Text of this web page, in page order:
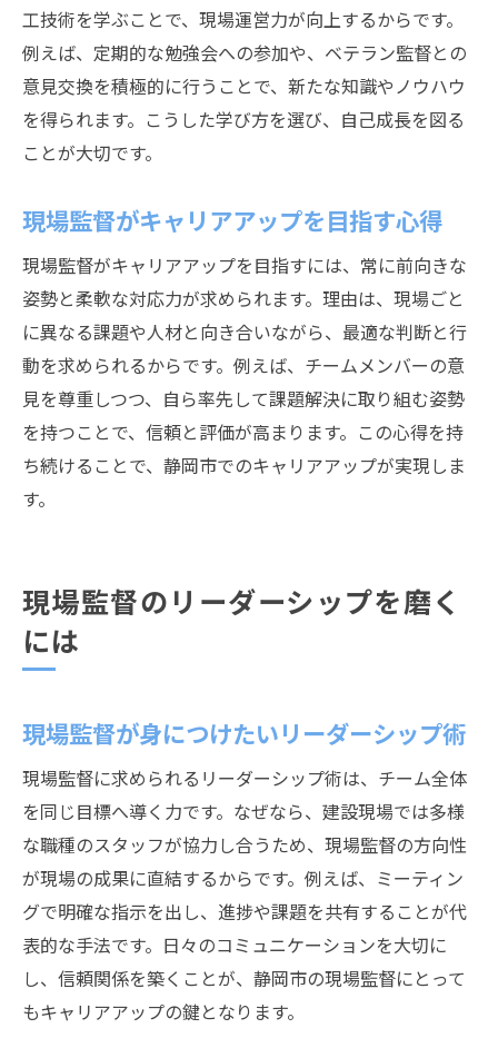
工技術を学ぶことで、現場運営力が向上するからです。
例えば、定期的な勉強会への参加や、ベテラン監督との
意見交換を積極的に行うことで、新たな知識やノウハウ
を得られます。こうした学び方を選び、自己成長を図る
ことが大切です。
現場監督がキャリアアップを目指す心得
現場監督がキャリアアップを目指すには、常に前向きな
姿勢と柔軟な対応力が求められます。理由は、現場ごと
に異なる課題や人材と向き合いながら、最適な判断と行
動を求められるからです。例えば、チームメンバーの意
見を尊重しつつ、自ら率先して課題解決に取り組む姿勢
を持つことで、信頼と評価が高まります。この心得を持
ち続けることで、静岡市でのキャリアアップが実現しま
す。
現場監督のリーダーシップを磨く
には
現場監督が身につけたいリーダーシップ術
現場監督に求められるリーダーシップ術は、チーム全体
を同じ目標へ導く力です。なぜなら、建設現場では多様
な職種のスタッフが協力し合うため、現場監督の方向性
が現場の成果に直結するからです。例えば、ミーティン
グで明確な指示を出し、進捗や課題を共有することが代
表的な手法です。日々のコミュニケーションを大切に
し、信頼関係を築くことが、静岡市の現場監督にとって
もキャリアアップの鍵となります。